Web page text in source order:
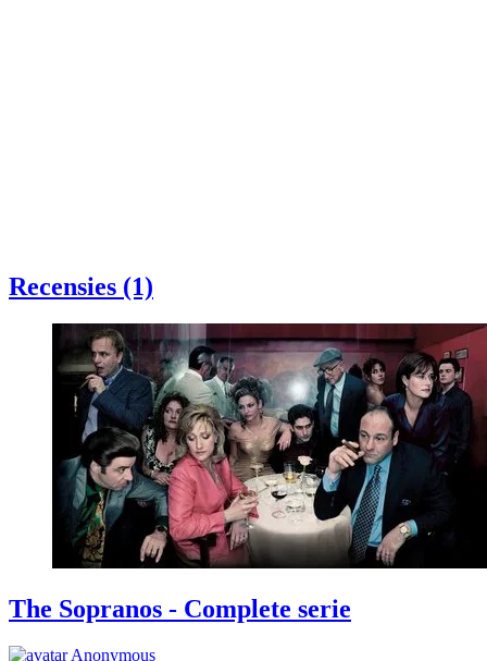
Recensies (1)
The Sopranos - Complete serie